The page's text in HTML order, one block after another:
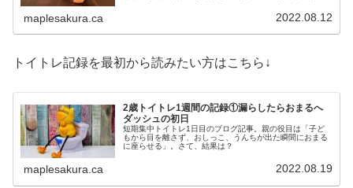
らほぼ漏らさなくなりました。気になる方はチェック。
maplesakura.ca 2022.08.12
トイトレ記録を最初から読みたい方はこちら↓
2歳トイトレ1週間の記録①漏らしたらおまるへ
ダッシュの初日
短期集中トイトレ1日目のブログ記事。親の役目は「子ど
もから目を離さず、おしっこ、うんちが出た瞬間におまる
に座らせる」。さて、結果は？
maplesakura.ca 2022.08.19